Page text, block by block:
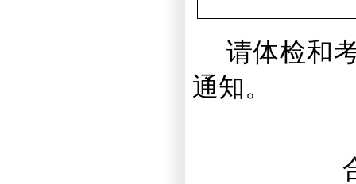
请体检和
通知。